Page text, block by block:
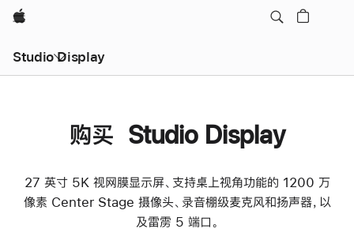
Apple
Studio Display
购买 Studio Display
27 英寸 5K 视网膜显示屏、支持桌上视角功能的 1200 万
像素 Center Stage 摄像头、录音棚级麦克风和扬声器，以
及雷雳 5 端口。